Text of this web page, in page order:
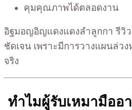
คุมคุณภาพได้ตลอดงาน
อิฐมอญอิญแดงแดงลำลูกกา รีวิ
ชัดเจน เพราะมีการวางแผนล่ว
จริง
ทำไมผู้รับเหมามืออ